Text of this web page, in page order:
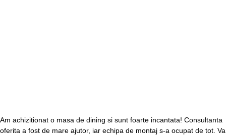
Am achizitionat o masa de dining si sunt foarte incantata! Consultanta
oferita a fost de mare ajutor, iar echipa de montaj s-a ocupat de tot. Va